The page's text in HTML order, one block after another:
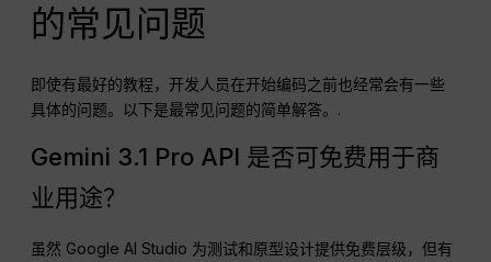
的常见问题
即使有最好的教程，开发人员在开始编码之前也经常会有一些
具体的问题。以下是最常见问题的简单解答。.
Gemini 3.1 Pro API 是否可免费用于商
业用途？
虽然 Google AI Studio 为测试和原型设计提供免费层级，但有